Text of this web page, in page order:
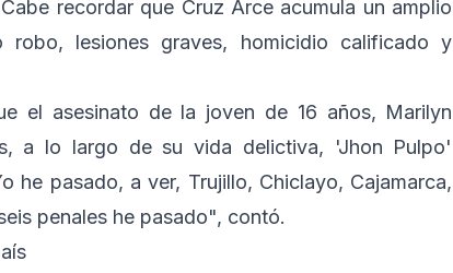
recordar que Cruz Arce acumula un amplio
lesiones graves, homicidio calificado y
el asesinato de la joven de 16 años, Marilyn
a lo largo de su vida delictiva, 'Jhon Pulpo'
he pasado, a ver, Trujillo, Chiclayo, Cajamarca,
penales he pasado", contó.